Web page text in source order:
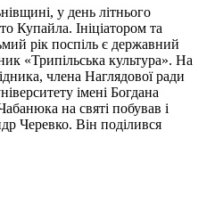
у день літнього
Купайла. Ініціатором та
рік поспіль є державний
«Трипільська культура». На
члена Наглядової ради
імені Богдана
на святі побував і
Черевко. Він поділився